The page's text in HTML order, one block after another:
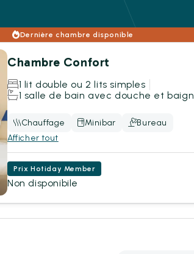
Dernière chambre disponible
Chambre Confort
1 lit double ou 2 lits simples
1 salle de bain avec douche et
Chauffage Minibar
Bureau
Afficher tout
Prix Hotiday Member
Non disponibile